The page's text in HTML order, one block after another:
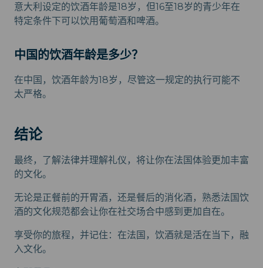
意大利设定的饮酒年龄是18岁，但16至18岁的青少年在
特定条件下可以饮用葡萄酒和啤酒。
中国的饮酒年龄是多少？
在中国，饮酒年龄为18岁，尽管这一规定的执行可能不
太严格。
结论
最终，了解法律并理解礼仪，将让你在法国体验更加丰富
的文化。
无论是正餐前的开胃酒，还是餐后的消化酒，熟悉法国饮
酒的文化规范都会让你在社交场合中感到更加自在。
享受你的旅程，并记住：在法国，饮酒就是活在当下，融
入文化。